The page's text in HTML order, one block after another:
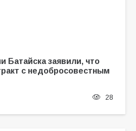
Батайска заявили, что
с недобросовестным
28